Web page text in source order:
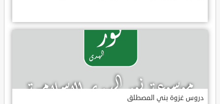
دروس غزوة بني المصطلق